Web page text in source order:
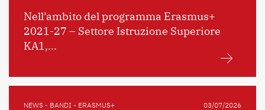
Nell’ambito del programma Erasmus+
2021-27 – Settore Istruzione Superiore
KA1,...
NEWS - BANDI - ERASMUS+ 03/07/2026